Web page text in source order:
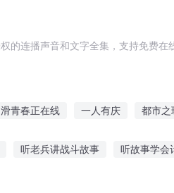
连播声音和文字全集，支持免费在
青春正在线 一人有庆 都市之
听老兵讲战斗故事 听故事学会